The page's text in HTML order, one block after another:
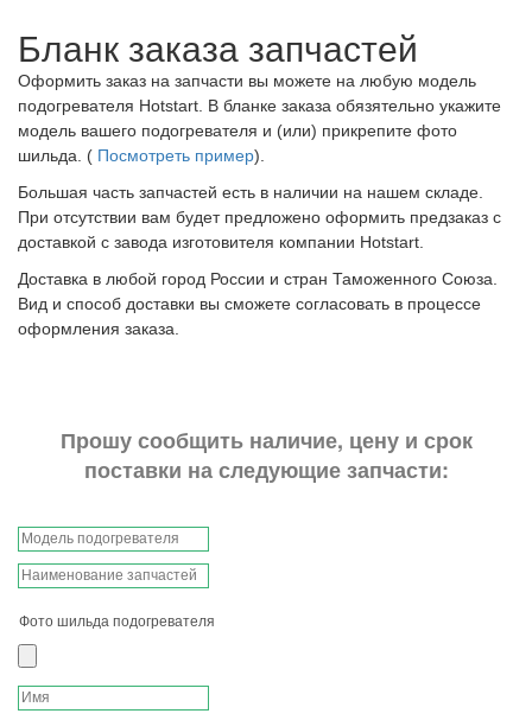
Бланк заказа запчастей
Оформить заказ на запчасти вы можете на любую модель
подогревателя Hotstart. В бланке заказа обязятельно укажите
модель вашего подогревателя и (или) прикрепите фото
шильда. ( Посмотреть пример).
Большая часть запчастей есть в наличии на нашем складе.
При отсутствии вам будет предложено оформить предзаказ с
доставкой с завода изготовителя компании Hotstart.
Доставка в любой город России и стран Таможенного Союза.
Вид и способ доставки вы сможете согласовать в процессе
оформления заказа.
Прошу сообщить наличие, цену и срок
поставки на следующие запчасти:
Фото шильда подогревателя